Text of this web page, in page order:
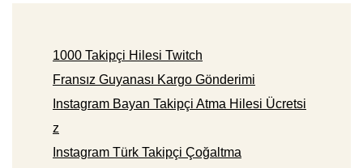
1000 Takipçi Hilesi Twitch
Fransız Guyanası Kargo Gönderimi
Instagram Bayan Takipçi Atma Hilesi Ücretsi
z
Instagram Türk Takipçi Çoğaltma